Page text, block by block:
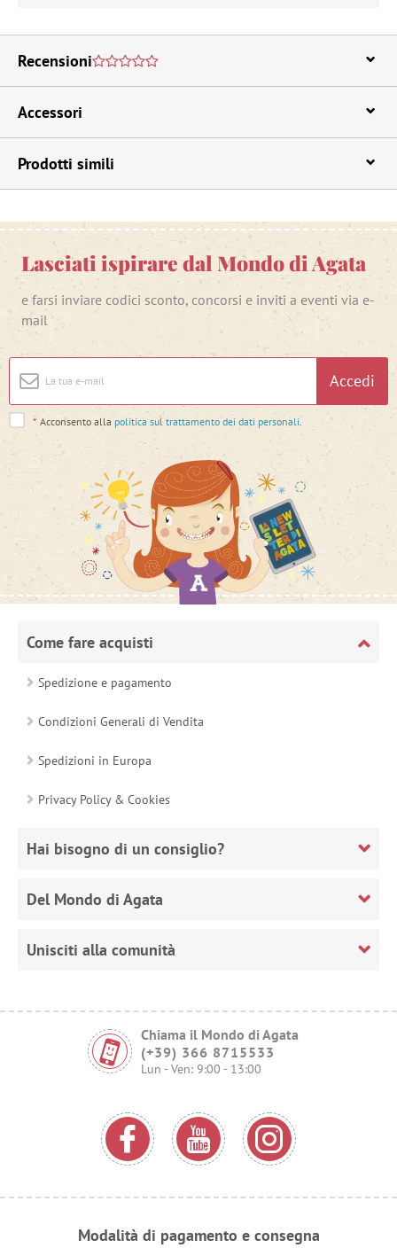
Recensioni
Accessori
Prodotti simili
Lasciati ispirare dal Mondo di Agata
e farsi inviare codici sconto, concorsi e inviti a eventi via e-
mail
Accedi
* Acconsento alla politica sul trattamento dei dati personali
Come fare acquisti
Spedizione e pagamento
Condizioni Generali di Vendita
Spedizioni in Europa
Privacy Policy & Cookies
Hai bisogno di un consiglio?
Del Mondo di Agata
Unisciti alla comunità
Chiama il Mondo di Agata
(+39) 366 8715533
Lun - Ven: 9:00 - 13:00
Modalità di pagamento e consegna